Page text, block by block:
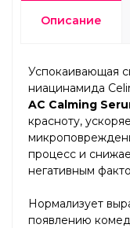
Описание
Успокаивающая
ниацинамида
AC Calming
красноту,
процесс и
негативным
Нормализует
появлению